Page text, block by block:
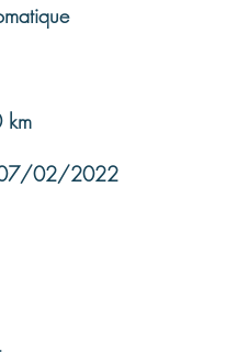
km
07/02/2022